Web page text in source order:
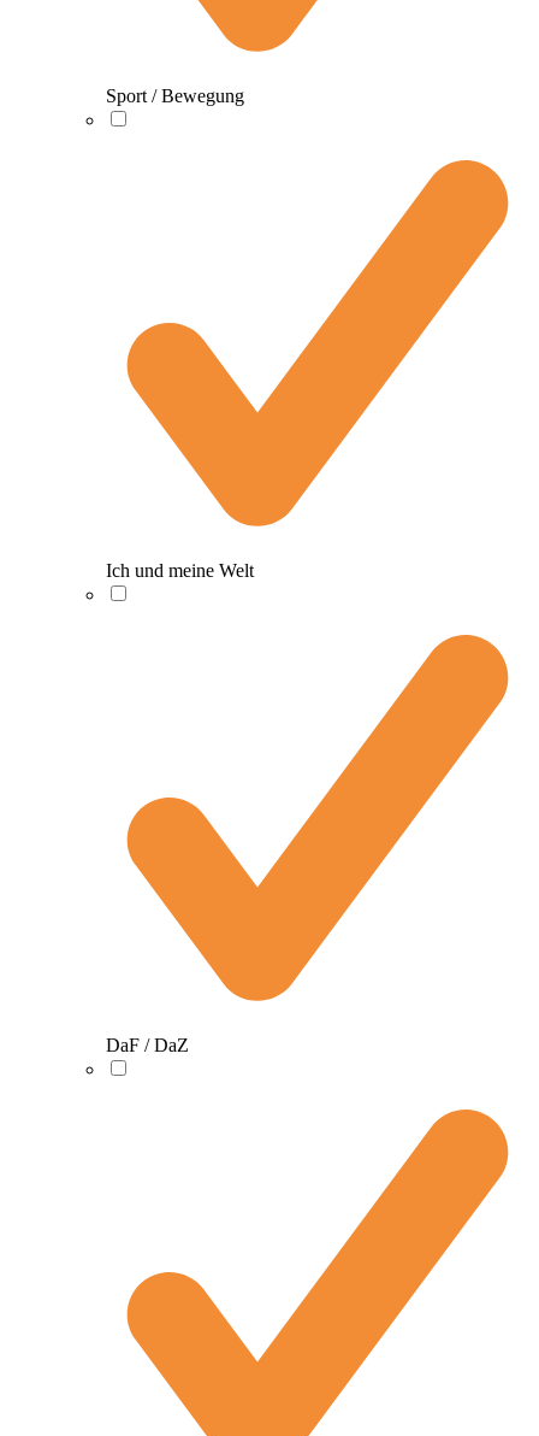
Sport / Bewegung
Ich und meine Welt
DaF / DaZ